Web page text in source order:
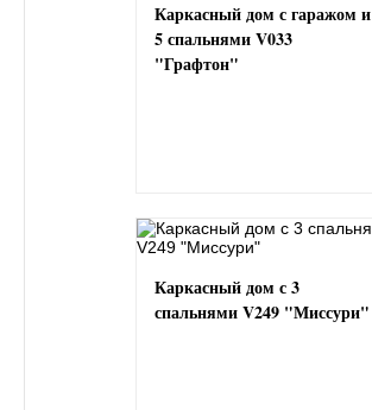
Каркасный дом с гаражом и
5 спальнями V033
"Графтон"
Каркасный дом с 3
спальнями V249 "Миссури"